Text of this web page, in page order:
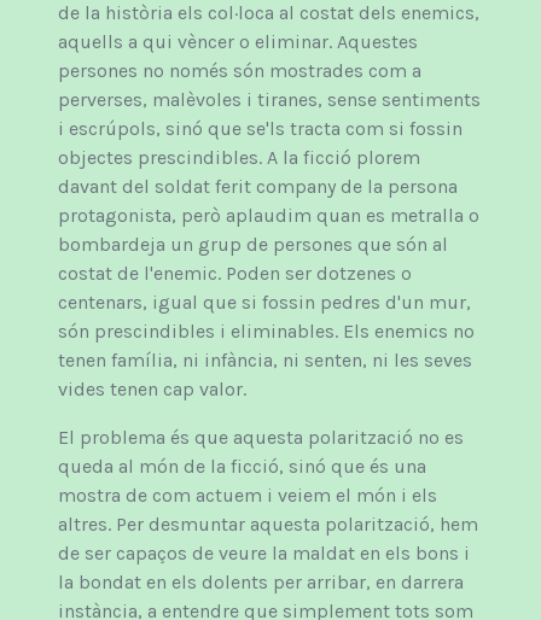
de la història els col·loca al costat dels enemics,
aquells a qui vèncer o eliminar. Aquestes
persones no només són mostrades com a
perverses, malèvoles i tiranes, sense sentiments
i escrúpols, sinó que se'ls tracta com si fossin
objectes prescindibles. A la ficció plorem
davant del soldat ferit company de la persona
protagonista, però aplaudim quan es metralla o
bombardeja un grup de persones que són al
costat de l'enemic. Poden ser dotzenes o
centenars, igual que si fossin pedres d'un mur,
són prescindibles i eliminables. Els enemics no
tenen família, ni infància, ni senten, ni les seves
vides tenen cap valor.
El problema és que aquesta polarització no es
queda al món de la ficció, sinó que és una
mostra de com actuem i veiem el món i els
altres. Per desmuntar aquesta polarització, hem
de ser capaços de veure la maldat en els bons i
la bondat en els dolents per arribar, en darrera
instància, a entendre que simplement tots som